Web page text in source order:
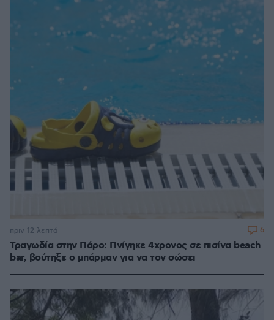
Τραγωδία στην Πάρο: Πνίγηκε 4χρονος σε πισίνα beach
bar, βούτηξε ο μπάρμαν για να τον σώσει
πριν 12 λεπτά 6